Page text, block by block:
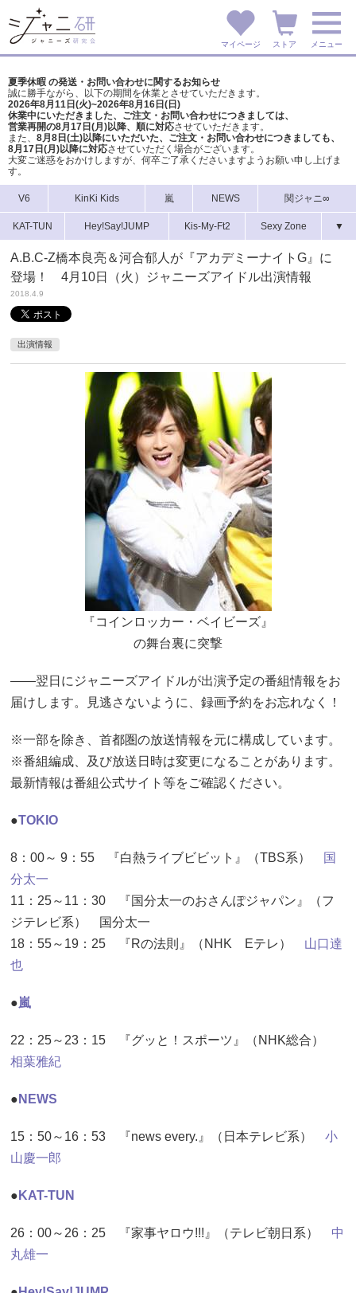
マイページ ストア メニュー
夏季休暇 の発送・お問い合わせに関するお知らせ
誠に勝手ながら、以下の期間を休業とさせていただきます。
2026年8月11日(火)~2026年8月16日(日)
休業中にいただきました、ご注文・お問い合わせにつきましては、
営業再開の8月17日(月)以降、順に対応させていただきます。
また、 8月8日(土)以降にいただいた、ご注文・ お問い合わせにつきましても、
8月17日(月)以降に対応させていただく場合がございます。
大変ご迷惑をおかけしますが、 何卒ご了承くださいますようお願い申し上げま
す。
V6 KinKi Kids 嵐 NEWS 関ジャニ∞
KAT-TUN Hey!Say!JUMP Kis-My-Ft2 Sexy Zone ▼
A.B.C-Z橋本良亮＆河合郁人が『アカデミーナイトG』に
登場！ 4月10日（火）ジャニーズアイドル出演情報
2018.4.9
出演情報
『コインロッカー・ベイビーズ』
の舞台裏に突撃
――翌日にジャニーズアイドルが出演予定の番組情報をお
届けします。見逃さないように、録画予約をお忘れなく！
※一部を除き、首都圏の放送情報を元に構成しています。
※番組編成、及び放送日時は変更になることがあります。
最新情報は番組公式サイト等をご確認ください。
●TOKIO
8：00～ 9：55 『白熱ライブビビット』（TBS系）
国
分太一
11：25～11：30 『国分太一のおさんぽジャパン』（フ
ジテレビ系） 国分太一
18：55～19：25 『Rの法則』（NHK Eテレ） 山口達
也
●嵐
22：25～23：15 『グッと！スポーツ』（NHK総合）
相葉雅紀
● NEWS
15：50～16：53 『news every.』（日本テレビ系） 小
山慶一郎
● KAT-TUN
26：00～26：25 『家事ヤロウ!!!』（テレビ朝日系） 中
丸雄一